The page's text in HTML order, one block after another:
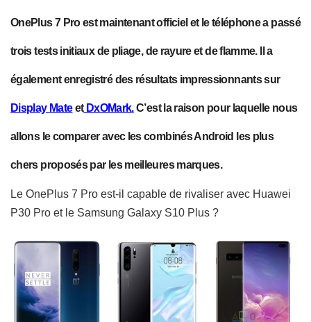
OnePlus 7 Pro est maintenant officiel et le téléphone a passé
trois tests initiaux de pliage, de rayure et de flamme. Ila
également enregistré des résultats impressionnants sur
Display MateetDxOMark.C’est la raison pour laquelle nous
allons le comparer avec les combinés Android les plus
chers proposés par les meilleures marques.
Le OnePlus 7 Pro est-il capable de rivaliser avec Huawei
P30 Pro et le Samsung Galaxy S10 Plus ?